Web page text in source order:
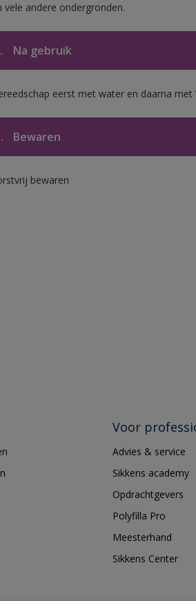
vele andere ondergronden.
Na gebruik
eerst met water en daarna met
Bewaren
bewaren
Voor
Advies & service
Sikkens academy
Opdrachtgevers
Polyfilla Pro
Meesterhand
Sikkens Center